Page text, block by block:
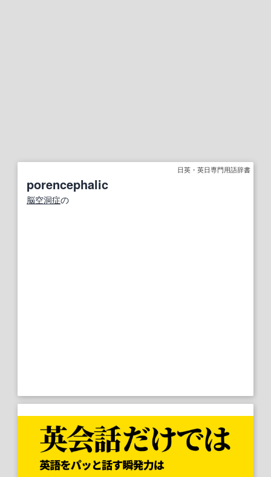
日英・英日専門用語辞書
porencephalic
脳空洞症の